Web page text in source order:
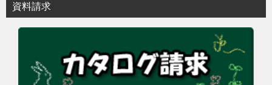
資料請求